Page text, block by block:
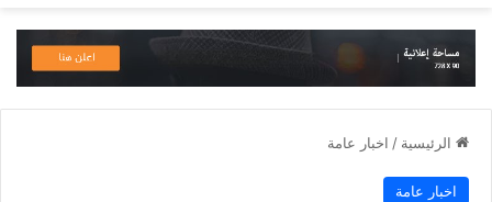
الرئيسية / اخبار عامة
اخبار عامة